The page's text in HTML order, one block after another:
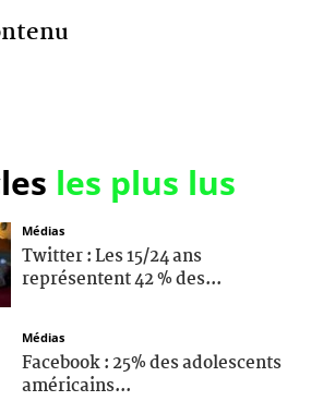
les plus lus
Médias
Twitter : Les 15/24 ans
représentent 42 % des...
Médias
Facebook : 25% des adolescents
américains...